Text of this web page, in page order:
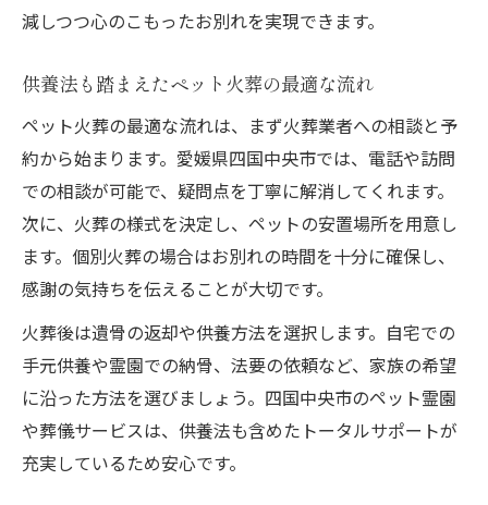
減しつつ心のこもったお別れを実現できます。
供養法も踏まえたペット火葬の最適な流れ
ペット火葬の最適な流れは、まず火葬業者への相談と予
約から始まります。愛媛県四国中央市では、電話や訪問
での相談が可能で、疑問点を丁寧に解消してくれます。
次に、火葬の様式を決定し、ペットの安置場所を用意し
ます。個別火葬の場合はお別れの時間を十分に確保し、
感謝の気持ちを伝えることが大切です。
火葬後は遺骨の返却や供養方法を選択します。自宅での
手元供養や霊園での納骨、法要の依頼など、家族の希望
に沿った方法を選びましょう。四国中央市のペット霊園
や葬儀サービスは、供養法も含めたトータルサポートが
充実しているため安心です。